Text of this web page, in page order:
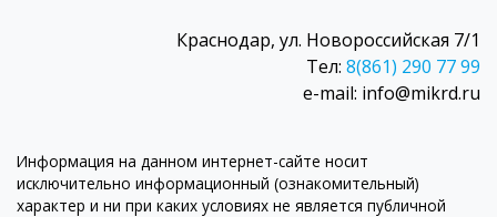
Краснодар, ул. Новороссийская 7/1
Тел: 8(861) 290 77 99
e-mail: info@mikrd.ru
Информация на данном интернет-сайте носит
исключительно информационный (ознакомительный)
характер и ни при каких условиях не является публичной